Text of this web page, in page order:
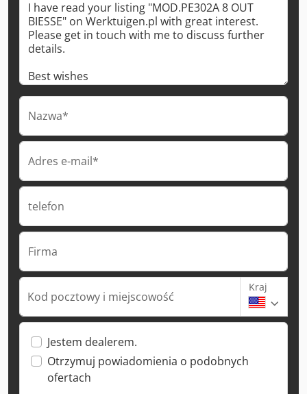
Nazwa*
Adres e-mail*
telefon
Firma
Kod pocztowy i miejscowość
Kraj
Jestem dealerem.
Otrzymuj powiadomienia o podobnych
ofertach